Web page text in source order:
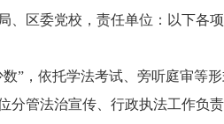
、区委党校，责任单位：以下各
，依托学法考试、旁听庭审等
管法治宣传、行政执法工作负